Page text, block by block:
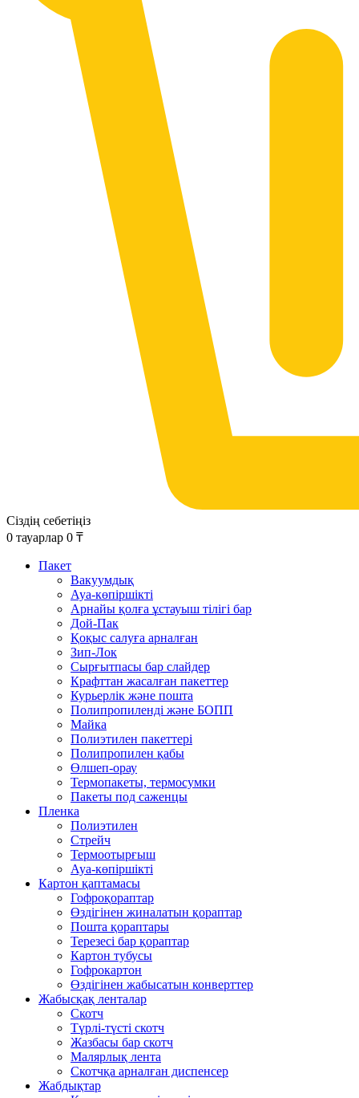
Сіздің себетіңіз
0 тауарлар 0 ₸
Пакет
Вакуумдық
Ауа-көпіршікті
Арнайы қолға ұстауыш тілігі бар
Дой-Пак
Қоқыс салуға арналған
Зип-Лок
Сырғытпасы бар слайдер
Крафттан жасалған пакеттер
Курьерлік және пошта
Полипропиленді және БОПП
Майка
Полиэтилен пакеттері
Полипропилен қабы
Өлшеп-орау
Термопакеты, термосумки
Пакеты под саженцы
Пленка
Полиэтилен
Стрейч
Термоотырғыш
Ауа-көпіршікті
Картон қаптамасы
Гофроқораптар
Өздігінен жиналатын қораптар
Пошта қораптары
Терезесі бар қораптар
Картон тубусы
Гофрокартон
Өздігінен жабысатын конверттер
Жабысқақ ленталар
Скотч
Түрлі-түсті скотч
Жазбасы бар скотч
Малярлық лента
Скотчқа арналған диспенсер
Жабдықтар